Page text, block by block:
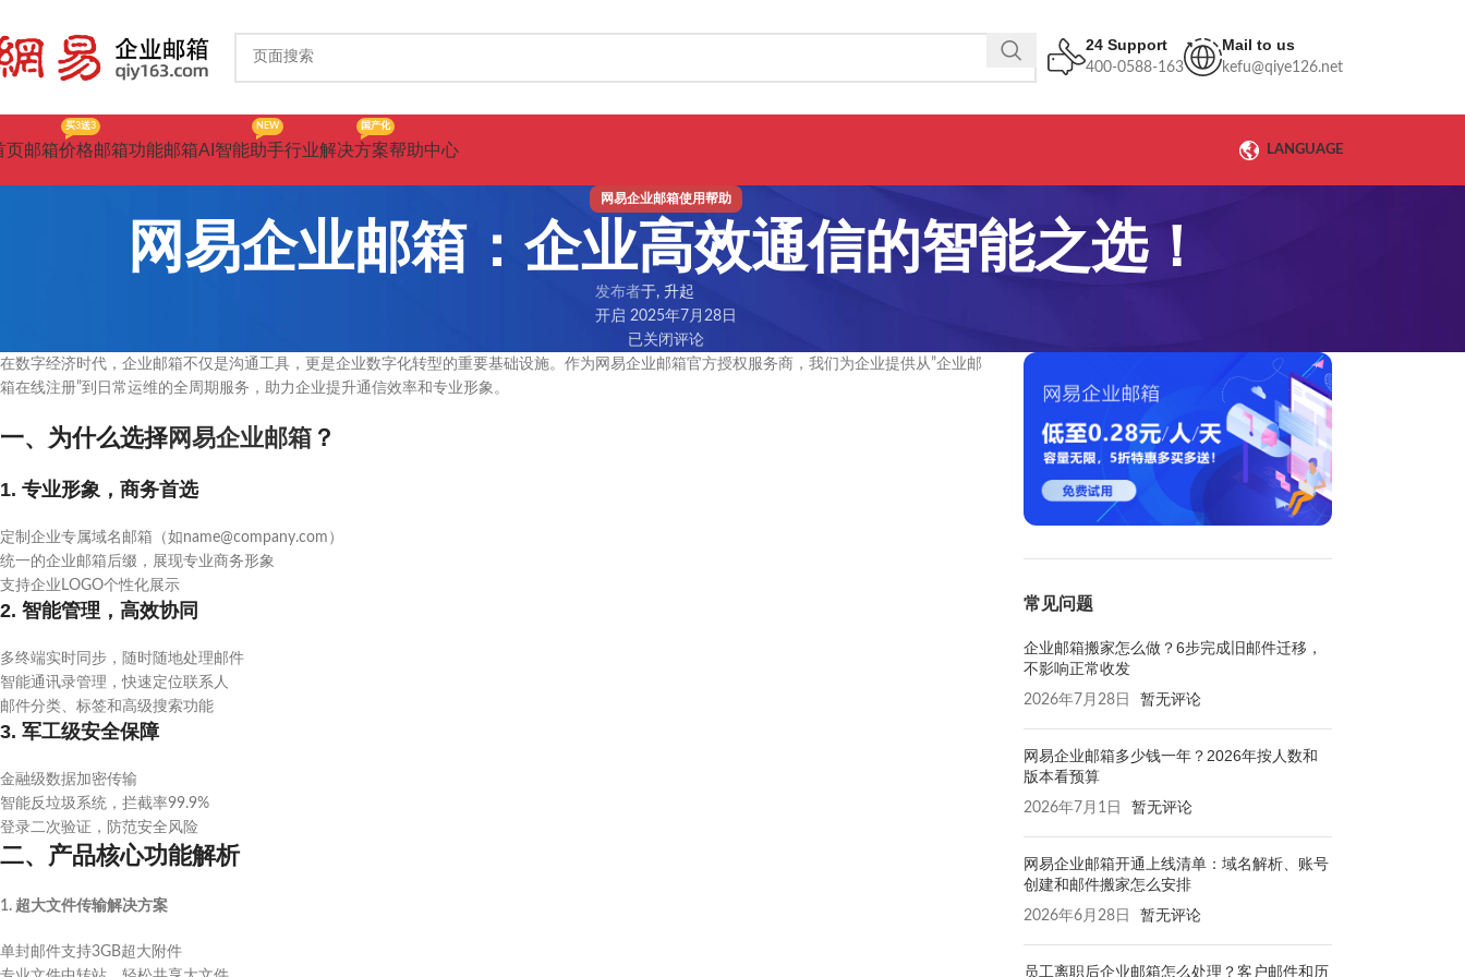
24 Support
400-0588-163
Mail to us
kefu@qiye126.net
页邮箱价格
买3送3
邮箱功能邮箱AI智能助手
NEW
行业解决方案
国产化
帮助中心 LANGUAGE
网易企业邮箱使用帮助
网易企业邮箱：企业高效通信的智能之选！
发布者于, 升起
开启 2025年7月28日
已关闭评论
在数字经济时代，企业邮箱不仅是沟通工具，更是企业数字化转型的重要基础设施。作为网易企业邮箱官方授权服务商，我们为企业提供从”企业邮
箱在线注册”到日常运维的全周期服务，助力企业提升通信效率和专业形象。
一、为什么选择网易企业邮箱 ？
1. 专业形象，商务首选
定制企业专属域名邮箱（如name@company.com）
统一的企业邮箱后缀，展现专业商务形象
支持企业LOGO个性化展示
2. 智能管理，高效协同
多终端实时同步，随时随地处理邮件
智能通讯录管理，快速定位联系人
邮件分类、标签和高级搜索功能
3. 军工级安全保障
金融级数据加密传输
智能反垃圾系统，拦截率99.9%
登录二次验证，防范安全风险
二、产品核心功能解析
1. 超大文件传输解决方案
单封邮件支持3GB超大附件
常见问题
企业邮箱搬家怎么做？6步完成旧邮件迁移，
不影响正常收发
2026年7月28日 暂无评论
网易企业邮箱多少钱一年？2026年按人数和
版本看预算
2026年7月1日 暂无评论
网易企业邮箱开通上线清单：域名解析、账号
创建和邮件搬家怎么安排
2026年6月28日 暂无评论
员工离职后企业邮箱怎么处理？客户邮件和历